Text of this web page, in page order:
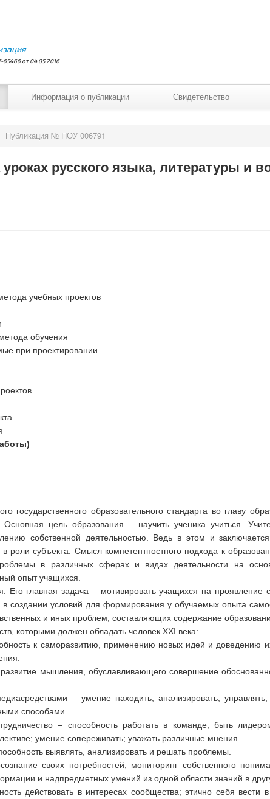
от 04.05.2016
Информация о публикации Свидетельство
Публикация № ПОУ 006791
русского языка, литературы и
учебных проектов
обучения
при проектировании
государственного образовательного стандарта во главу
Основная цель образования – научить ученика учиться.
собственной деятельностью. Ведь в этом и
роли субъекта. Смысл компетентностного подхода к
в различных сферах и видах деятельности на
опыт учащихся.
Его главная задача – мотивировать учащихся на проявление
в создании условий для формирования у обучаемых опыта
и иных проблем, составляющих содержание
которыми должен обладать человек XXI века:
к саморазвитию, применению новых идей и доведению
мышления, обуславливающего совершение
– умение находить, анализировать, управлять,
способами
– способность работать в команде, быть
умение сопереживать; уважать различные мнения.
выявлять, анализировать и решать проблемы.
своих потребностей, мониторинг собственного
и надпредметных умений из одной области знаний в
действовать в интересах сообщества; этично себя